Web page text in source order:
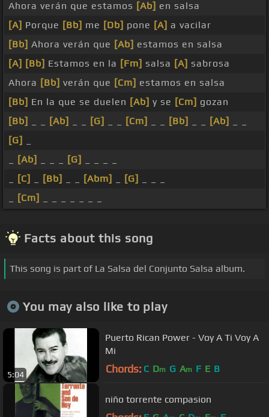
Ahora verán que estamos [Ab] en salsa
[A] Porque [Bb] me [Db] pone [A] a vacilar
[Bb] Ahora verán que [Ab] estamos en salsa
[A] [Bb] Estamos en la [Fm] salsa [A] sabrosa
Ahora [Bb] verán que [Cm] estamos en salsa
[Bb] En la que se duelen [Ab] y se [Cm] gozan
[Bb]
[Ab] [G] [Cm] [Bb] [Ab]
[G]
[Ab] [G]
[C] [Bb] [Abm] [G]
[Cm]
Facts about this song
This song is part of La Salsa del Conjunto Salsa album.
You may also like to play
5:04
Puerto Rican Power - Voy A Ti Voy A
Mi
Chords: C Dm G Am F E B
niño torrente compasion